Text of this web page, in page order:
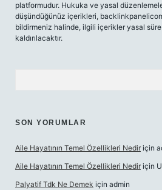
platformudur. Hukuka ve yasal
düşündüğünüz içerikleri,
bildirmeniz halinde, ilgili içerikler yasal
kaldırılacaktır.
SON YORUMLAR
Aile Hayatının Temel Özellikleri Nedir için
Aile Hayatının Temel Özellikleri Nedir için
Palyatif Tdk Ne Demek için admin